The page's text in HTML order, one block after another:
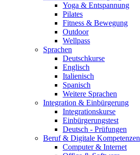
Yoga & Entspannung
Pilates
Fitness & Bewegung
Outdoor
Wellpass
Sprachen
Deutschkurse
Englisch
Italienisch
Spanisch
Weitere Sprachen
Integration & Einbürgerung
Integrationskurse
Einbürgerungstest
Deutsch - Prüfungen
Beruf & Digitale Kompetenzen
Computer & Internet